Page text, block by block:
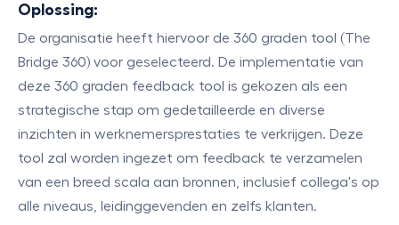
Oplossing:
De organisatie heeft hiervoor de 360 graden tool (The
Bridge 360) voor geselecteerd. De implementatie van
deze 360 graden feedback tool is gekozen als een
strategische stap om gedetailleerde en diverse
inzichten in werknemersprestaties te verkrijgen. Deze
tool zal worden ingezet om feedback te verzamelen
van een breed scala aan bronnen, inclusief collega's op
alle niveaus, leidinggevenden en zelfs klanten.